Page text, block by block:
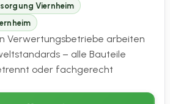
Viernheim
Verwertungsbetriebe arbeiten
– alle Bauteile
oder fachgerecht